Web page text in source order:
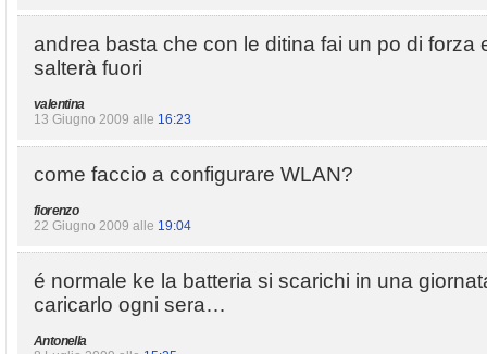
andrea basta che con le ditina fai un po di
salterà fuori
valentina
13 Giugno 2009 alle 16:23
come faccio a configurare WLAN?
fiorenzo
22 Giugno 2009 alle 19:04
é normale ke la batteria si scarichi in una
caricarlo ogni sera…
Antonella